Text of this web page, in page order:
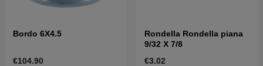
Bordo 6X4.5
€104.90
Rondella Rondella piana
9/32 X 7/8
€3.02